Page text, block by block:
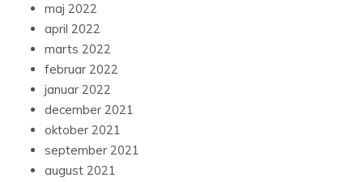
maj 2022
april 2022
marts 2022
februar 2022
januar 2022
december 2021
oktober 2021
september 2021
august 2021